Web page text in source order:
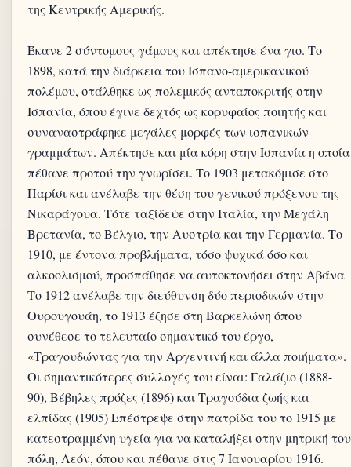
της Κεντρικής Αμερικής.
Έκανε 2 σύντομους γάμους και απέκτησε ένα γιο. Το
1898, κατά την διάρκεια του Ισπανο-αμερικανικού
πολέμου, στάλθηκε ως πολεμικός ανταποκριτής στην
Ισπανία, όπου έγινε δεχτός ως κορυφαίος ποιητής και
συναναστράφηκε μεγάλες μορφές των ισπανικών
γραμμάτων. Απέκτησε και μία κόρη στην Ισπανία η οποία
πέθανε προτού την γνωρίσει. Το 1903 μετακόμισε στο
Παρίσι και ανέλαβε την θέση του γενικού πρόξενου της
Νικαράγουα. Τότε ταξίδεψε στην Ιταλία, την Μεγάλη
Βρετανία, το Βέλγιο, την Αυστρία και την Γερμανία. Το
1910, με έντονα προβλήματα, τόσο ψυχικά όσο και
αλκοολισμού, προσπάθησε να αυτοκτονήσει στην Αβάνα
Το 1912 ανέλαβε την διεύθυνση δύο περιοδικών στην
Ουρουγουάη, το 1913 έζησε στη Βαρκελώνη όπου
συνέθεσε το τελευταίο σημαντικό του έργο,
«Τραγουδώντας για την Αργεντινή και άλλα ποιήματα».
Οι σημαντικότερες συλλογές του είναι: Γαλάζιο (1888-
90), Βέβηλες πρόζες (1896) και Τραγούδια ζωής και
ελπίδας (1905) Επέστρεψε στην πατρίδα του το 1915 με
κατεστραμμένη υγεία για να καταλήξει στην μητρική του
πόλη, Λεόν, όπου και πέθανε στις 7 Ιανουαρίου 1916.